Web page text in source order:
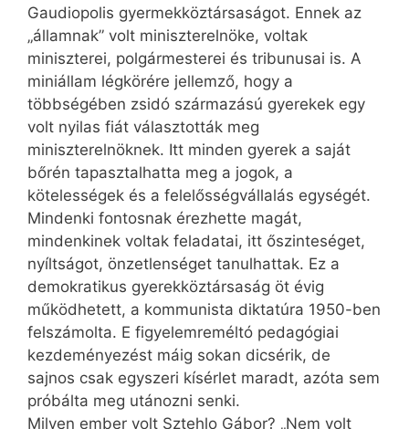
Gaudiopolis gyermekköztársaságot. Ennek az
„államnak” volt miniszterelnöke, voltak
miniszterei, polgármesterei és tribunusai is. A
miniállam légkörére jellemző, hogy a
többségében zsidó származású gyerekek egy
volt nyilas fiát választották meg
miniszterelnöknek. Itt minden gyerek a saját
bőrén tapasztalhatta meg a jogok, a
kötelességek és a felelősségvállalás egységét.
Mindenki fontosnak érezhette magát,
mindenkinek voltak feladatai, itt őszinteséget,
nyíltságot, önzetlenséget tanulhattak. Ez a
demokratikus gyerekköztársaság öt évig
működhetett, a kommunista diktatúra 1950-ben
felszámolta. E figyelemreméltó pedagógiai
kezdeményezést máig sokan dicsérik, de
sajnos csak egyszeri kísérlet maradt, azóta sem
próbálta meg utánozni senki.
Milyen ember volt Sztehlo Gábor? „Nem volt